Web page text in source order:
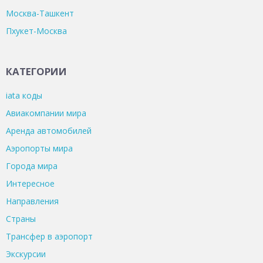
Москва-Ташкент
Пхукет-Москва
КАТЕГОРИИ
iata коды
Авиакомпании мира
Аренда автомобилей
Аэропорты мира
Города мира
Интересное
Направления
Страны
Трансфер в аэропорт
Экскурсии